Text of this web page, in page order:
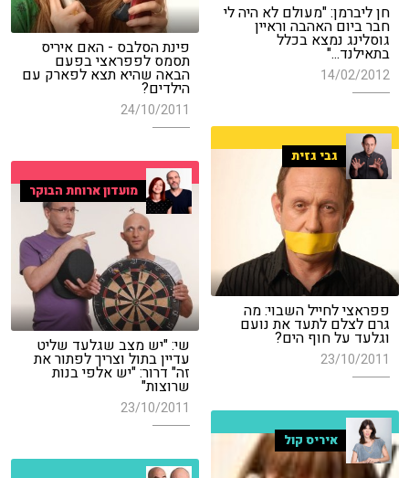
חן ליברמן: "מעולם לא היה לי
חבר ביום האהבה וראיין
גוסלינג נמצא בכלל
בתאילנד..."
14/02/2012
פינת הסלבס - האם איריס
תסמס לפפראצי בפעם
הבאה שהיא תצא לפארק עם
הילדים?
24/10/2011
גבי גזית
פפראצי לחייל השבוי: מה
גרם לצלם לתעד את נועם
וגלעד על חוף הים?
23/10/2011
מועדון ארוחת הבוקר
שי: "יש מצב שגלעד שליט
עדיין בתול וצריך לפתור את
זה" דרור: "יש אלפי בנות
שרוצות"
23/10/2011
איריס קול